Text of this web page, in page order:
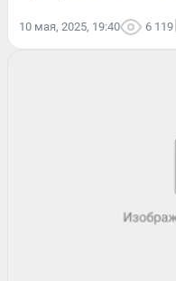
10 мая, 2025, 19:40 6 119